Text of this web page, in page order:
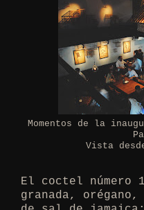
Momentos de la
Vista
El coctel número
granada,